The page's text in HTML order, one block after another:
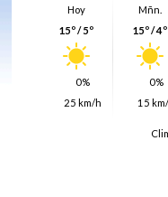
Hoy
15º / 5º
0%
25 km/h
Mñn.
15º / 4º
0%
15